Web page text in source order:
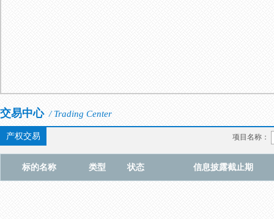
交易中心 / Trading Center
产权交易 项目名称：
标的名称 类型 状态 信息披露截止期